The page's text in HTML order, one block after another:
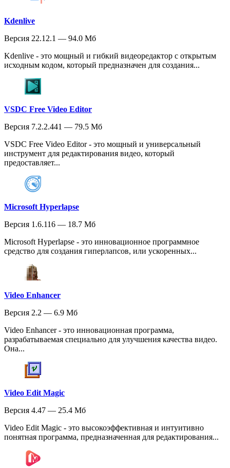
Kdenlive
Версия 22.12.1 — 94.0 Мб
Kdenlive - это мощный и гибкий видеоредактор с открытым
исходным кодом, который предназначен для создания...
VSDC Free Video Editor
Версия 7.2.2.441 — 79.5 Мб
VSDC Free Video Editor - это мощный и универсальный
инструмент для редактирования видео, который
предоставляет...
Microsoft Hyperlapse
Версия 1.6.116 — 18.7 Мб
Microsoft Hyperlapse - это инновационное программное
средство для создания гиперлапсов, или ускоренных...
Video Enhancer
Версия 2.2 — 6.9 Мб
Video Enhancer - это инновационная программа,
разрабатываемая специально для улучшения качества видео.
Она...
Video Edit Magic
Версия 4.47 — 25.4 Мб
Video Edit Magic - это высокоэффективная и интуитивно
понятная программа, предназначенная для редактирования...